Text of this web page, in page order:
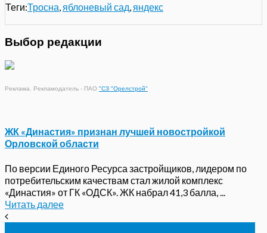
Теги:Тросна яблоневый сад яндекс
Выбор редакции
Реклама. Рекламодатель - ПАО "СЗ "Орелстрой"
ЖК «Династия» признан лучшей новостройкой
Орловской области
По версии Единого Ресурса застройщиков, лидером по
потребительским качествам стал жилой комплекс
«Династия» от ГК «ОДСК». ЖК набрал 41,3 балла, ...
Читать далее